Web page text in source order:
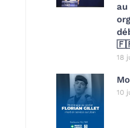
18
10